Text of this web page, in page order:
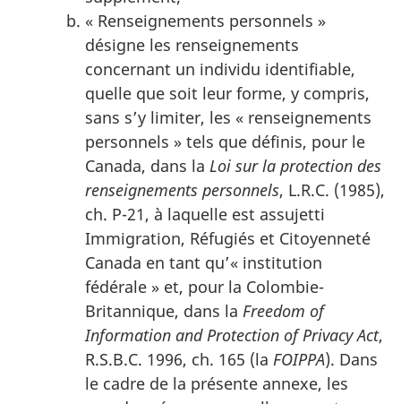
« Renseignements personnels »
désigne les renseignements
concernant un individu identifiable,
quelle que soit leur forme, y compris,
sans s’y limiter, les « renseignements
personnels » tels que définis, pour le
Canada, dans la Loi sur la protection des
renseignements personnels, L.R.C. (1985),
ch. P-21, à laquelle est assujetti
Immigration, Réfugiés et Citoyenneté
Canada en tant qu’« institution
fédérale » et, pour la Colombie-
Britannique, dans la Freedom of
Information and Protection of Privacy Act,
R.S.B.C. 1996, ch. 165 (la FOIPPA). Dans
le cadre de la présente annexe, les